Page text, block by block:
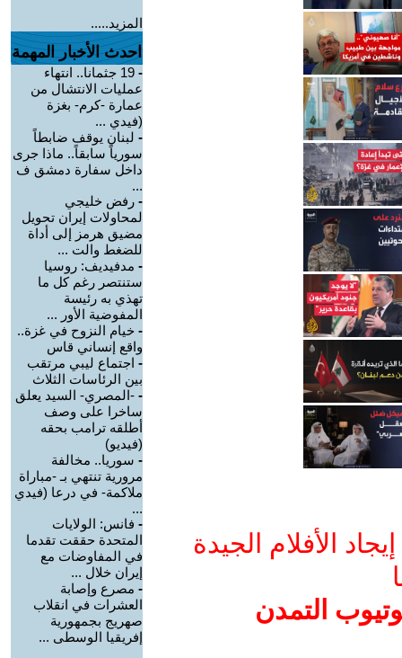
الأفلام الجيدة
التمدن
المزيد.....
احدث الأخبار المهمة
-
19 جثمانا.. انتهاء
عمليات الانتشال من
عمارة -كرم- بغزة
(فيدي ...
- لبنان يوقف ضابطاً
سورياً سابقاً.. ماذا جرى
داخل سفارة دمشق ف
...
- رفض خليجي
لمحاولات إيران تحويل
مضيق هرمز إلى أداة
للضغط والت ...
- مدفيديف: روسيا
ستنتصر رغم كل ما
تهذي به رئيسة
المفوضية الأور ...
- خيام النزوح في غزة..
واقع إنساني قاس
- اجتماع ليبي مرتقب
بين الرئاسات الثلاث
- -المصري- السيد يعلق
ساخرا على وصف
أطلقه ترامب بحقه
(فيديو)
- سوريا.. مخالفة
مرورية تنتهي بـ -مباراة
ملاكمة- في درعا (فيدي
...
- فانس: الولايات
المتحدة حققت تقدما
في المفاوضات مع
إيران خلال ...
- مصرع وإصابة
العشرات في انقلاب
صهريج بجمهورية
إفريقيا الوسطى ...